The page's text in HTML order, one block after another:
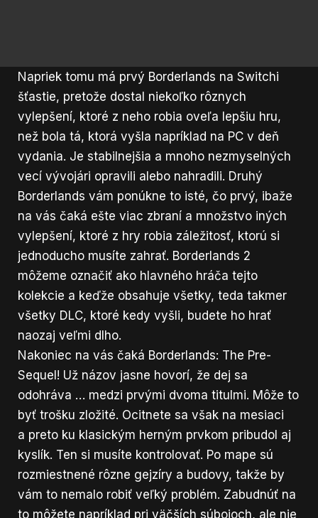
Napriek tomu má prvý Borderlands na Switchi
šťastie, pretože dostal niekoľko rôznych
vylepšení, ktoré z neho robia oveľa lepšiu hru,
než bola tá, ktorá vyšla napríklad na PC v deň
vydania. Je stabilnejšia a mnoho nezmyselných
vecí vývojári opravili alebo nahradili. Druhý
Borderlands vám ponúkne to isté, čo prvý, ibaže
na vás čaká ešte viac zbraní a množstvo iných
vylepšení, ktoré z hry robia záležitosť, ktorú si
jednoducho musíte zahrať. Borderlands 2
môžeme označiť ako hlavného hráča tejto
kolekcie a keďže obsahuje všetky, teda takmer
všetky DLC, ktoré kedy vyšli, budete ho hrať
naozaj veľmi dlho.
Nakoniec na vás čaká Borderlands: The Pre-
Sequel! Už názov jasne hovorí, že dej sa
odohráva … medzi prvými dvoma titulmi. Môže to
byť trošku zložité. Ocitnete sa však na mesiaci
a preto ku klasickým herným prvkom pribudol aj
kyslík. Ten si musíte kontrolovať. Po mape sú
rozmiestnené rôzne gejzíry a budovy, takže by
vám to nemalo robiť veľký problém. Zabudnúť na
to môžete napríklad pri väčších súbojoch, ale nie